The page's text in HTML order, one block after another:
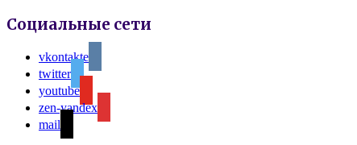
Социальные сети
vkontakte
twitter
youtube
zen-yandex
mail